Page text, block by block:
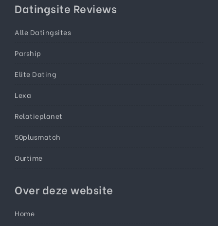
Datingsite Reviews
Alle Datingsites
Parship
Elite Dating
Lexa
Relatieplanet
50plusmatch
Ourtime
Over deze website
Home